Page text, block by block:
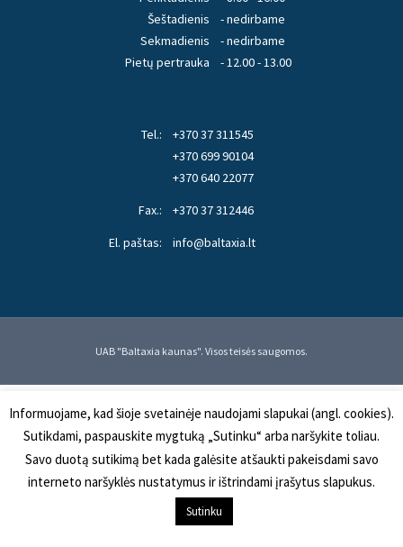
Šeštadienis
Sekmadienis
Pietų pertrauka
- nedirbame
- nedirbame
- 12.00 - 13.00
Tel.:
+370 37 311545
+370 699 90104
+370 640 22077
Fax.:
+370 37 312446
El. paštas:
info@baltaxia.lt
UAB "Baltaxia kaunas". Visos teisės saugomos.
Informuojame, kad šioje svetainėje naudojami slapukai (angl. cookies).
Sutikdami, paspauskite mygtuką „Sutinku“ arba naršykite toliau.
Savo duotą sutikimą bet kada galėsite atšaukti pakeisdami savo
interneto naršyklės nustatymus ir ištrindami įrašytus slapukus.
Sutinku